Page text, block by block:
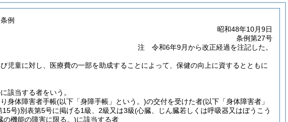
例
昭和48年10月9日
条例第27号
注 令和6年9月から改正経過を注記した。
児童に対し、医療費の一部を助成することによって、保健の向上に資するとともに
該当する者をいう。
身体障害者手帳(以下「身障手帳」という。)の交付を受けた者(以下「身体障害者」
15号)別表第5号に掲げる1級、2級又は3級(心臓、じん臓若しくは呼吸器又はぼうこう
の機能の障害に限る。)に該当する者